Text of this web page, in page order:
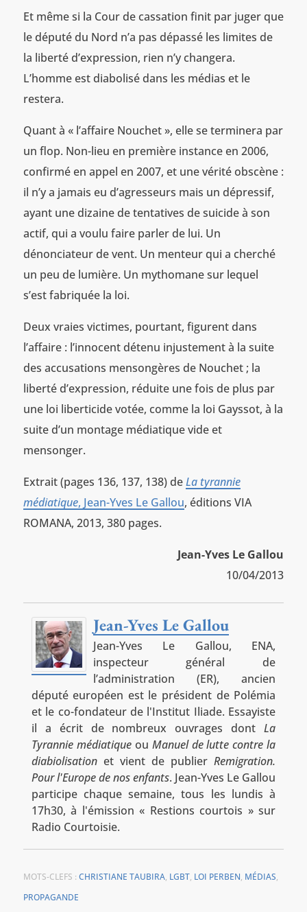
Et même si la Cour de cassation finit par juger que
le député du Nord n’a pas dépassé les limites de
la liberté d’expression, rien n’y changera.
L’homme est diabolisé dans les médias et le
restera.
Quant à « l’affaire Nouchet », elle se terminera par
un flop. Non-lieu en première instance en 2006,
confirmé en appel en 2007, et une vérité obscène :
il n’y a jamais eu d’agresseurs mais un dépressif,
ayant une dizaine de tentatives de suicide à son
actif, qui a voulu faire parler de lui. Un
dénonciateur de vent. Un menteur qui a cherché
un peu de lumière. Un mythomane sur lequel
s’est fabriquée la loi.
Deux vraies victimes, pourtant, figurent dans
l’affaire : l’innocent détenu injustement à la suite
des accusations mensongères de Nouchet ; la
liberté d’expression, réduite une fois de plus par
une loi liberticide votée, comme la loi Gayssot, à la
suite d’un montage médiatique vide et
mensonger.
Extrait (pages 136, 137, 138) deLa tyrannie
médiatique, Jean-Yves Le Gallou, éditions VIA
ROMANA, 2013, 380 pages.
Jean-Yves Le Gallou
10/04/2013
Jean-Yves Le Gallou
Jean-Yves Le Gallou, ENA,
inspecteur général de
l’administration (ER), ancien
député européen est le président de Polémia
et le co-fondateur de l'Institut Iliade. Essayiste
il a écrit de nombreux ouvrages dontLa
Tyrannie médiatiqueou Manuel de lutte contre la
diabiolisationet vient de publierRemigration.
Pour l'Europe de nos enfants. Jean-Yves Le Gallou
participe chaque semaine, tous les lundis à
17h30, à l'émission « Restions courtois » sur
Radio Courtoisie.
MOTS-CLEFS : CHRISTIANE TAUBIRA, LGBT, LOI PERBEN, MÉDIAS,
PROPAGANDE